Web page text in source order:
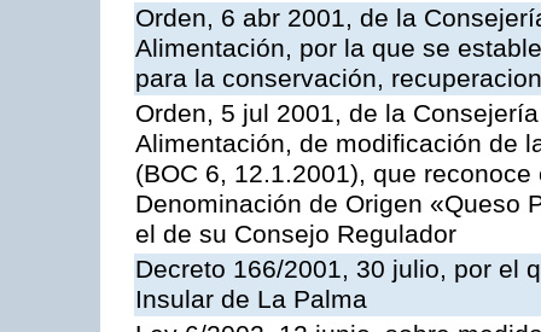
Orden, 6 abr 2001, de la
Alimentación, por la que se
para la conservación,
Orden, 5 jul 2001, de la
Alimentación, de modificación de
(BOC 6, 12.1.2001), que
Denominación de Origen «Queso
el de su Consejo Regulador
Decreto 166/2001, 30 julio, por el
Insular de La Palma